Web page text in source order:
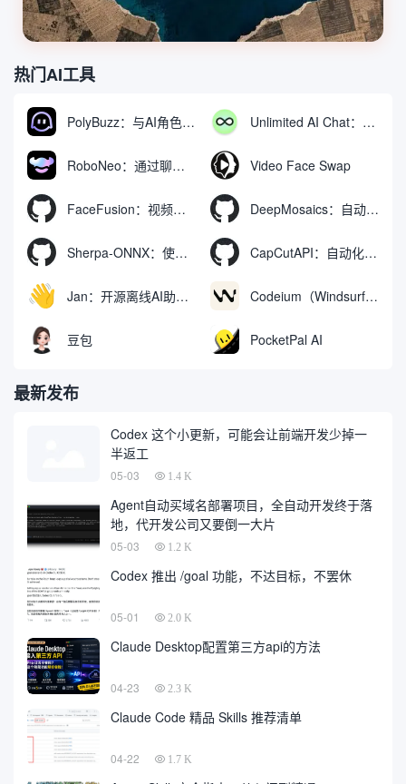
热门AI工具
PolyBuzz：与AI角色互动的免费聊天与角色扮演平台 Unlimited AI Chat：免费无限制的AI聊天工具
RoboNeo：通过聊天生成和编辑视频与图像的AI工具 Video Face Swap
FaceFusion：视频换脸增强工具|语音同步视频嘴型动作 DeepMosaics：自动去除图像和视频中的马赛克，或向其添加马赛克
Sherpa-ONNX：使用ONNXRuntime实现离线语音识别和合成 CapCutAPI：自动化控制CapCut视频剪辑的开源工具
Jan：开源离线AI助手，ChatGPT 替代品，运行本地AI模型或连接云端AI Codeium（Windsurf Editor）：免费的AI代码补全与聊天工具，Windsurf以对话方式编写完整项目代码
豆包 PocketPal AI
最新发布
Codex 这个小更新，可能会让前端开发少掉一
半返工
05-03 1.4 K
Agent自动买域名部署项目，全自动开发终于落
地，代开发公司又要倒一大片
05-03 1.2 K
Codex 推出 /goal 功能，不达目标，不罢休
05-01 2.0 K
Claude Desktop配置第三方api的方法
04-23 2.3 K
Claude Code 精品 Skills 推荐清单
04-22 1.7 K